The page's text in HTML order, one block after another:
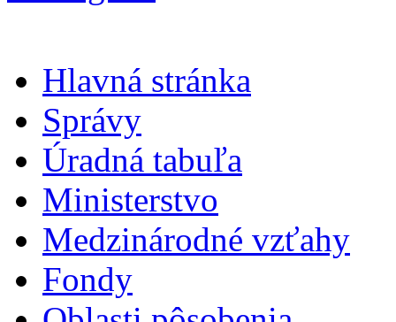
Hlavná stránka
Správy
Úradná tabuľa
Ministerstvo
Medzinárodné vzťahy
Fondy